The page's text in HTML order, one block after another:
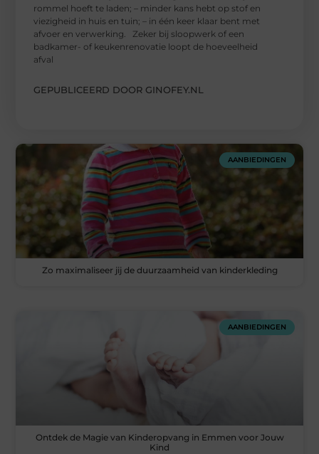
rommel hoeft te laden; – minder kans hebt op stof en
viezigheid in huis en tuin; – in één keer klaar bent met
afvoer en verwerking. Zeker bij sloopwerk of een
badkamer- of keukenrenovatie loopt de hoeveelheid
afval
GEPUBLICEERD DOOR GINOFEY.NL
AANBIEDINGEN
Zo maximaliseer jij de duurzaamheid van kinderkleding
AANBIEDINGEN
Ontdek de Magie van Kinderopvang in Emmen voor Jouw
Kind